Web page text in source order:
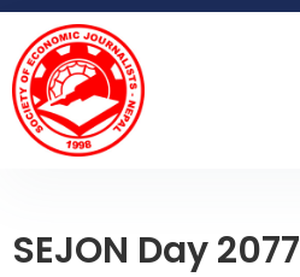
SEJON Day 2077